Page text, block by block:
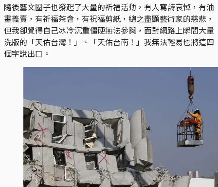
隨後藝文圈子也發起了大量的祈福活動，有人寫詩哀悼，有油
畫義賣，有祈福茶會，有祝福剪紙，總之盡顯藝術家的慈悲，
但我卻覺得自己冰冷沉重僵硬無法參與，面對網路上瞬間大量
洗版的「天佑台灣！」、「天佑台南！」我無法輕易也將這四
個字說出口。